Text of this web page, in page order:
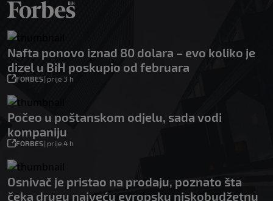
Nafta ponovo iznad 80 dolara – evo koliko je
dizel u BiH poskupio od februara
FORBES| prije 3 h
Počeo u poštanskom odjelu, sada vodi
kompaniju
FORBES| prije 4 h
Osnivač je pristao na prodaju, poznato šta
čeka drugu najveću evropsku niskobudžetnu